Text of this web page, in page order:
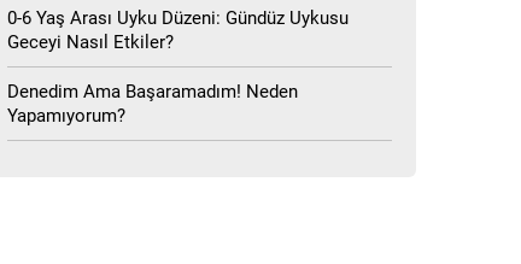
0-6 Yaş Arası Uyku Düzeni: Gündüz Uykusu
Geceyi Nasıl Etkiler?
Denedim Ama Başaramadım! Neden
Yapamıyorum?